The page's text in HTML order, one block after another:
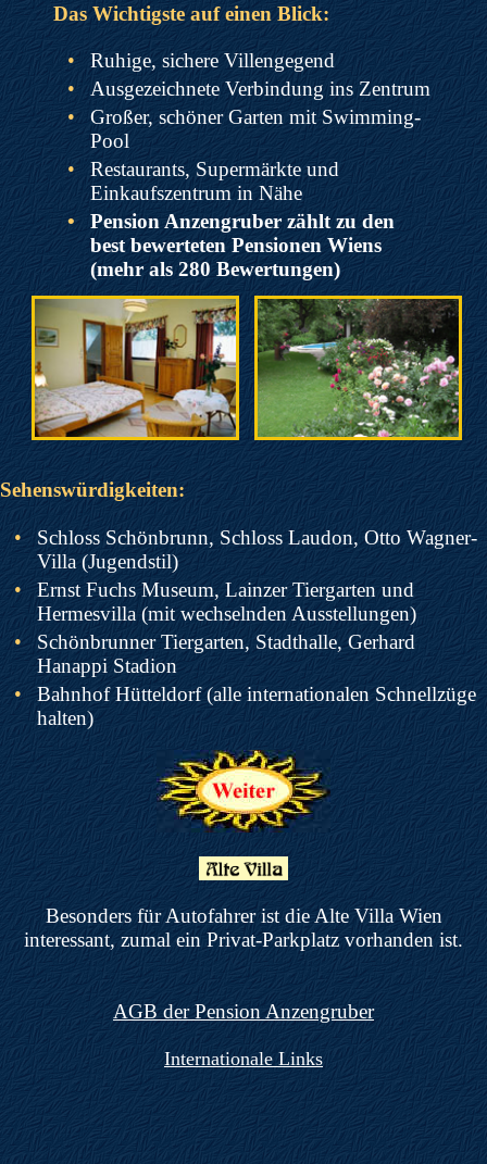
Das Wichtigste auf einen Blick:
•
Ruhige, sichere Villengegend
•
Ausgezeichnete Verbindung ins Zentrum
•
Großer, schöner Garten mit Swimming-
Pool
•
Restaurants, Supermärkte und
Einkaufszentrum in Nähe
•
Pension Anzengruber zählt zu den
best bewerteten Pensionen Wiens
(mehr als 280 Bewertungen)
Sehenswürdigkeiten:
•
Schloss Schönbrunn, Schloss Laudon, Otto Wagner-
Villa (Jugendstil)
•
Ernst Fuchs Museum, Lainzer Tiergarten und
Hermesvilla (mit wechselnden Ausstellungen)
•
Schönbrunner Tiergarten, Stadthalle, Gerhard
Hanappi Stadion
•
Bahnhof Hütteldorf (alle internationalen Schnellzüge
halten)
Besonders für Autofahrer ist die Alte Villa Wien
interessant, zumal ein Privat-Parkplatz vorhanden ist.
AGB der Pension Anzengruber
Internationale Links